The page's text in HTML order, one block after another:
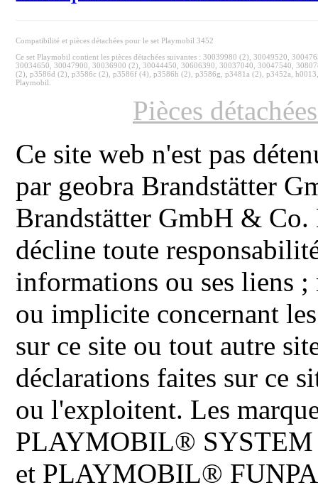
Compatibilité et pièces détachées pour le set Playmobil 3452
Ce set Playmobil contient les pièces détachées suivantes : 30039980 (2), 30049520,
30034650, 30047900, 30036900 (2), 30044450, 30606390, 30037040, 30047540,
(2), p3586d (2), p3586c (2), p3586f (4), p3586h (2), p3586g, p3481a (2), p3452a, h0013,
Playmobil.
Pièces
Ce site web n'est pas
par geobra Brandstätter
Brandstätter GmbH & Co.
décline toute
informations ou ses liens ;
ou implicite concernant
sur ce site ou tout autre
déclarations faites sur ce
ou l'exploitent. Les
PLAYMOBIL®
et PLAYMOBIL®